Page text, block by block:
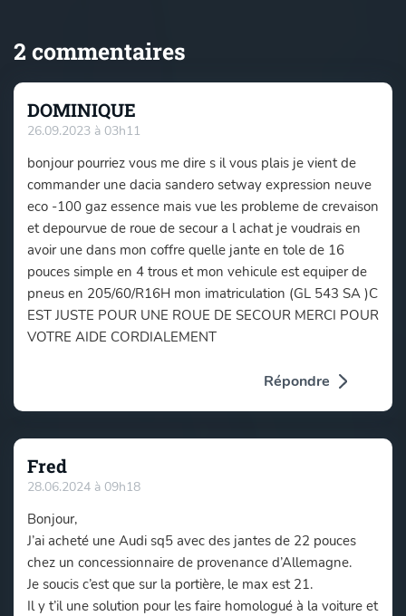
2 commentaires
DOMINIQUE
26.09.2023 à 03h11
bonjour pourriez vous me dire s il vous plais je vient de
commander une dacia sandero setway expression neuve
eco -100 gaz essence mais vue les probleme de crevaison
et depourvue de roue de secour a l achat je voudrais en
avoir une dans mon coffre quelle jante en tole de 16
pouces simple en 4 trous et mon vehicule est equiper de
pneus en 205/60/R16H mon imatriculation (GL 543 SA )C
EST JUSTE POUR UNE ROUE DE SECOUR MERCI POUR
VOTRE AIDE CORDIALEMENT
Répondre
Fred
28.06.2024 à 09h18
Bonjour,
J’ai acheté une Audi sq5 avec des jantes de 22 pouces
chez un concessionnaire de provenance d’Allemagne.
Je soucis c’est que sur la portière, le max est 21.
Il y t’il une solution pour les faire homologué à la voiture et